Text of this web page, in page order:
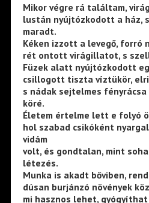
Mikor végre rá találtam,
lustán nyújtózkodott a ház,
maradt.
Kéken izzott a levegő, forró
rét ontott virágillatot, s
Füzek alatt nyújtózkodott
csillogott tiszta víztükör,
s nádak sejtelmes
köré.
Életem értelme lett e folyó
hol szabad csikóként
vidám
volt, és gondtalan, mint
létezés.
Munka is akadt bőviben,
dúsan burjánzó növények
mi hasznos lehet,